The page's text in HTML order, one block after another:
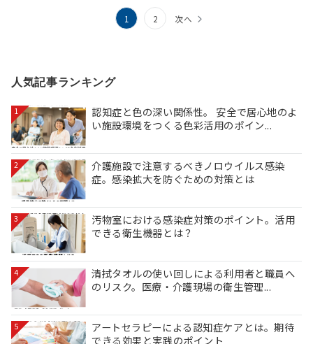
ペ
ー
ジ
送
り
1 2 次へ
人気記事ランキング
1
認知症と色の深い関係性。 安全で居心地のよ
い施設環境をつくる色彩活用のポイン...
2
介護施設で注意するべきノロウイルス感染
症。感染拡大を防ぐための対策とは
3
汚物室における感染症対策のポイント。活用
できる衛生機器とは？
4
清拭タオルの使い回しによる利用者と職員へ
のリスク。医療・介護現場の衛生管理...
5
アートセラピーによる認知症ケアとは。期待
できる効果と実践のポイント